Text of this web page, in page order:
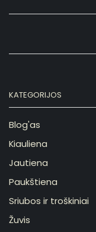
KATEGORIJOS
Blog'as
Kiauliena
Jautiena
Paukštiena
Sriubos ir troškiniai
Žuvis